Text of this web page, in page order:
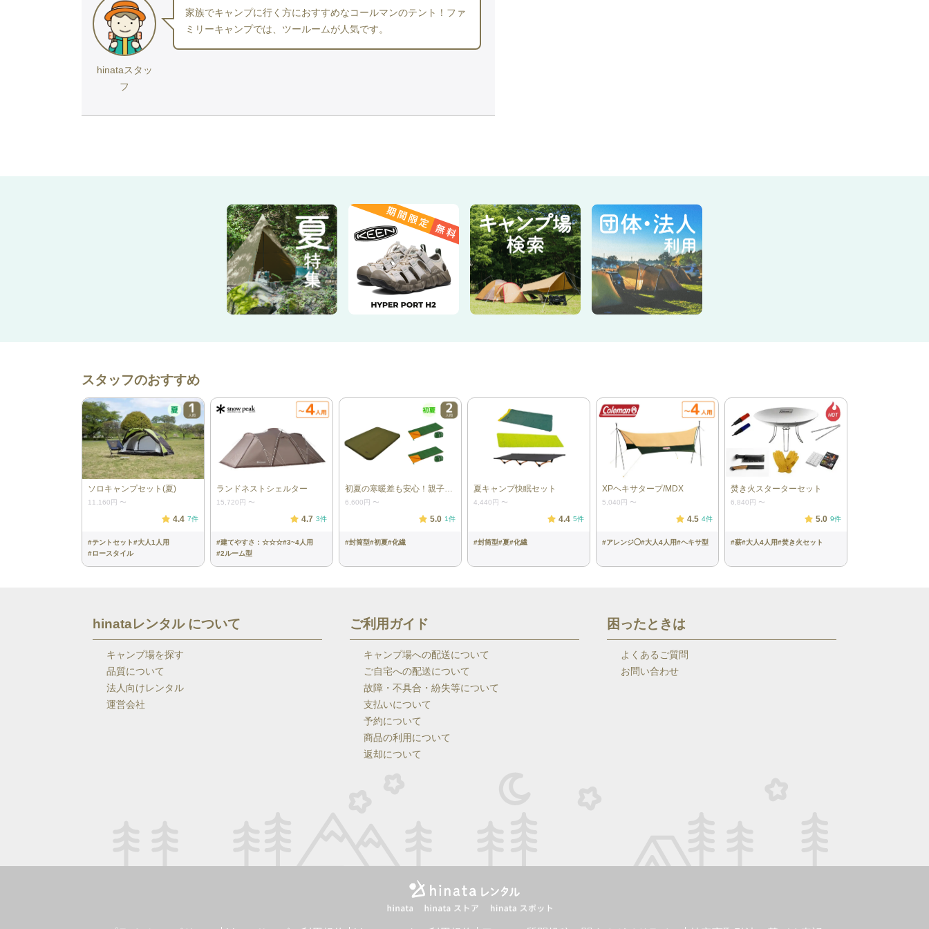
hinataスタッ
フ
家族でキャンプに行く方におすすめなコールマンのテント！ファ
ミリーキャンプでは、ツールームが人気です。
スタッフのおすすめ
ソロキャンプセット(夏)
11,160円 〜
4.4 7件
#テントセット#大人1人用
#ロースタイル
ランドネストシェルター
15,720円 〜
4.7 3件
#建てやすさ：☆☆☆#3~4人用
#2ルーム型
初夏の寒暖差も安心！親子快眠セット
6,600円 〜
5.0 1件
#封筒型#初夏#化繊
夏キャンプ快眠セット
4,440円 〜
4.4 5件
#封筒型#夏#化繊
XPヘキサタープ/MDX
5,040円 〜
4.5 4件
#アレンジ◯#大人4人用#ヘキサ型
焚き火スターターセット
6,840円 〜
5.0 9件
#薪#大人4人用#焚き火セット
hinataレンタル について
キャンプ場を探す
品質について
法人向けレンタル
運営会社
ご利用ガイド
キャンプ場への配送について
ご自宅への配送について
故障・不具合・紛失等について
支払いについて
予約について
商品の利用について
返却について
困ったときは
よくあるご質問
お問い合わせ